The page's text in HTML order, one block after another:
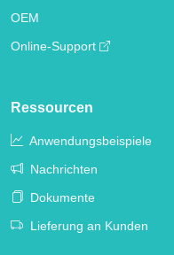
OEM
Online-Support
Ressourcen
Anwendungsbeispiele
Nachrichten
Dokumente
Lieferung an Kunden